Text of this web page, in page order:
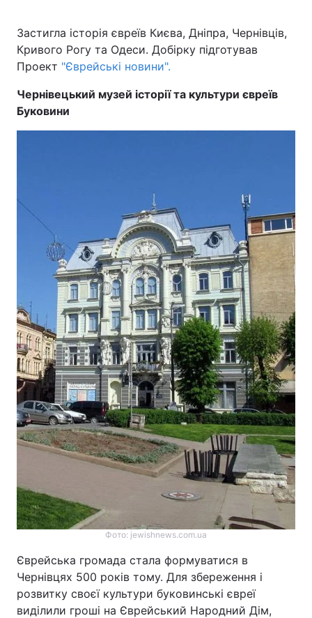
Інциденти
Здоров'я Туризм
Цікавинки Погода
Екологія
Інтерв'ю Думки
Архів Вакансії
Контакти
Послуги
Тема оформлення
Застигла історія євреїв Києва, Дніпра, Чернівців,
Кривого Рогу та Одеси. Добірку підготував
Проект "Єврейські новини".
Чернівецький музей історії та культури євреїв
Буковини
Фото: jewishnews.com.ua
Єврейська громада стала формуватися в
Чернівцях 500 років тому. Для збереження і
розвитку своєї культури буковинські євреї
виділили гроші на Єврейський Народний Дім,